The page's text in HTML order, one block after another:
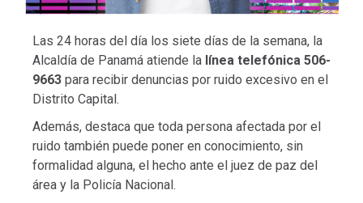
Las 24 horas del día los siete días de la semana, la
Alcaldía de Panamá atiende la línea telefónica 506-
9663 para recibir denuncias por ruido excesivo en el
Distrito Capital.
Además, destaca que toda persona afectada por el
ruido también puede poner en conocimiento, sin
formalidad alguna, el hecho ante el juez de paz del
área y la Policía Nacional.